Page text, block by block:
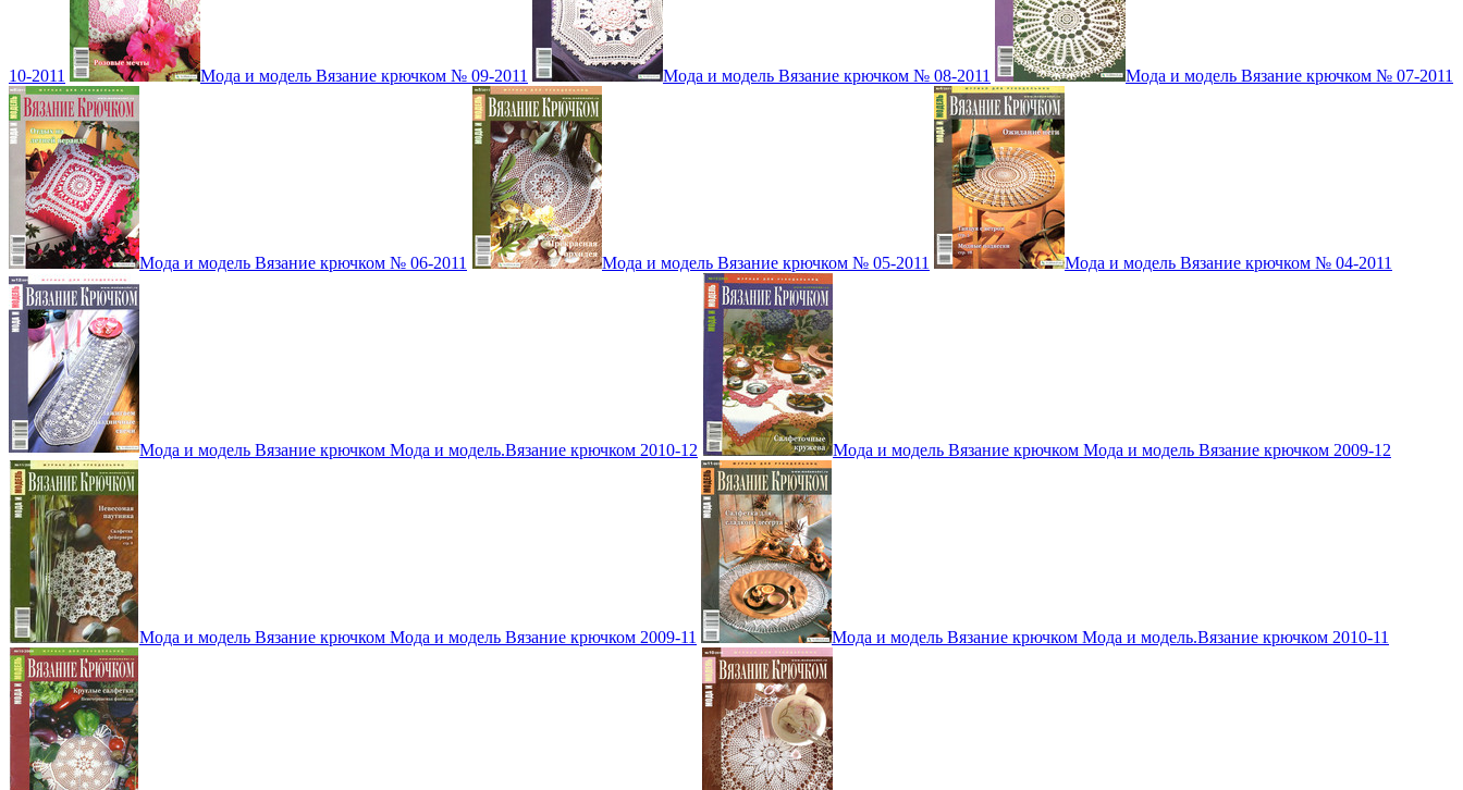
10-2011 Мода и модель Вязание крючком № 09-2011 Мода и модель Вязание крючком № 08-2011 Мода и модель Вязание крючком № 07-2011
Мода и модель Вязание крючком № 06-2011 Мода и модель Вязание крючком № 05-2011 Мода и модель Вязание крючком № 04-2011
Мода и модель Вязание крючком Мода и модель.Вязание крючком 2010-12 Мода и модель Вязание крючком Мода и модель Вязание крючком 2009-12
Мода и модель Вязание крючком Мода и модель Вязание крючком 2009-11 Мода и модель Вязание крючком Мода и модель.Вязание крючком 2010-11